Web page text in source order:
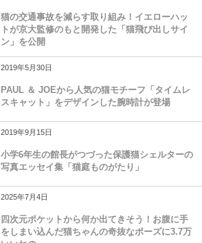
猫の交通事故を減らす取り組み！イエローハッ
トが京大監修のもと開発した「猫飛び出しサイ
ン」を公開
2019年5月30日
PAUL ＆ JOEから人気の猫モチーフ「タイムレ
スキャット」をデザインした腕時計が登場
2019年9月15日
小学6年生の館長がつづった保護猫シェルターの
写真エッセイ集「猫庭ものがたり」
2025年7月4日
四次元ポケットから何か出てきそう！お腹に手
をしまい込んだ猫ちゃんの奇抜なポーズに3.7万